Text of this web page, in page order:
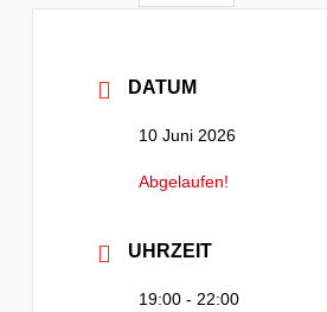
DATUM
10 Juni 2026
Abgelaufen!
UHRZEIT
19:00 - 22:00